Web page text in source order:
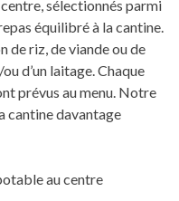
sélectionnés parmi
équilibré à la cantine.
de riz, de viande ou de
d’un laitage. Chaque
prévus au menu. Notre
cantine davantage
au centre